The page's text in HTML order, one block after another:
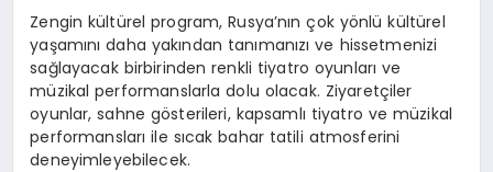
Zengin kültürel program, Rusya’nın çok yönlü kültürel
yaşamını daha yakından tanımanızı ve hissetmenizi
sağlayacak birbirinden renkli tiyatro oyunları ve
müzikal performanslarla dolu olacak. Ziyaretçiler
oyunlar, sahne gösterileri, kapsamlı tiyatro ve müzikal
performansları ile sıcak bahar tatili atmosferini
deneyimleyebilecek.